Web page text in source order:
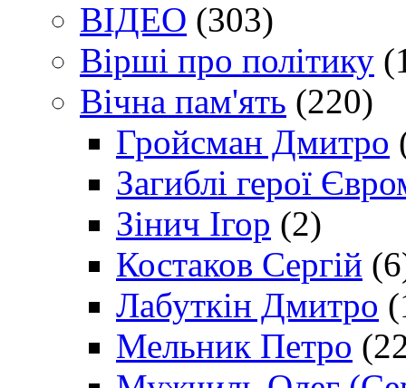
ВІДЕО (303)
Вірші про політику
Вічна пам'ять (220)
Гройсман Дмитро
Загиблі герої
Зінич Ігор (2)
Костаков Сергій
Лабуткін Дмитро
Мельник Петро